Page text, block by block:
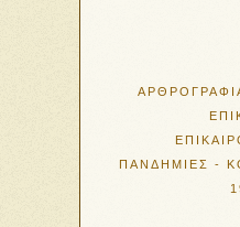
ΠΑΝΔΗΜΙΕΣ -